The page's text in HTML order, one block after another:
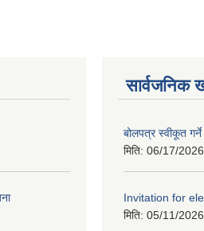
सार्वजनिक
बोलपत्र स्वीकूत
मिति: 06/17/
Invitation for
मिति: 05/11/